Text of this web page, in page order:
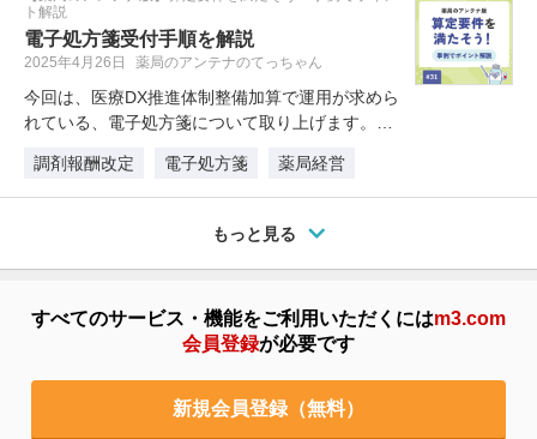
ト解説
電子処方箋受付手順を解説
2025年4月26日 薬局のアンテナのてっちゃん
今回は、医療DX推進体制整備加算で運用が求めら
れている、電子処方箋について取り上げます。電
調剤報酬改定
電子処方箋 薬局経営
もっと見る
すべてのサービス・機能をご利用いただくにはm3.com
会員登録が必要です
新規会員登録（無料）